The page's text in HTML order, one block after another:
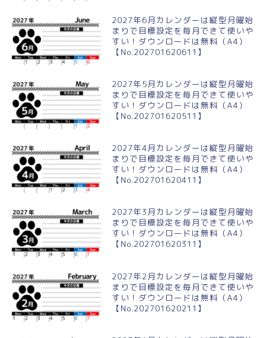
2027年6月カレンダーは縦型月曜始
まりで目標設定を毎月できて使いや
すい！ダウンロードは無料（A4）
【No.202701620611】
2027年5月カレンダーは縦型月曜始
まりで目標設定を毎月できて使いや
すい！ダウンロードは無料（A4）
【No.202701620511】
2027年4月カレンダーは縦型月曜始
まりで目標設定を毎月できて使いや
すい！ダウンロードは無料（A4）
【No.202701620411】
2027年3月カレンダーは縦型月曜始
まりで目標設定を毎月できて使いや
すい！ダウンロードは無料（A4）
【No.202701620311】
2027年2月カレンダーは縦型月曜始
まりで目標設定を毎月できて使いや
すい！ダウンロードは無料（A4）
【No.202701620211】